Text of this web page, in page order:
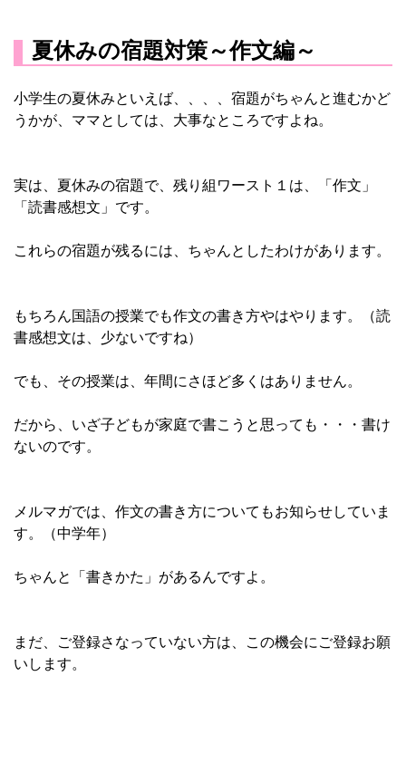
夏休みの宿題対策～作文編～
小学生の夏休みといえば、、、、宿題がちゃんと進むかど
うかが、ママとしては、大事なところですよね。
実は、夏休みの宿題で、残り組ワースト１は、「作文」
「読書感想文」です。
これらの宿題が残るには、ちゃんとしたわけがあります。
もちろん国語の授業でも作文の書き方やはやります。（読
書感想文は、少ないですね）
でも、その授業は、年間にさほど多くはありません。
だから、いざ子どもが家庭で書こうと思っても・・・書け
ないのです。
メルマガでは、作文の書き方についてもお知らせしていま
す。（中学年）
ちゃんと「書きかた」があるんですよ。
まだ、ご登録さなっていない方は、この機会にご登録お願
いします。